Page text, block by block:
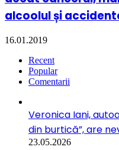
alcoolul și
16.01.2019
Recent
Popular
Comentarii
Veronica Iani,
din burtică”, are
23.05.2026